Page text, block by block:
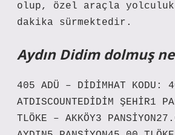
olup, özel araçla
dakika sürmektedir.
Aydın Didim dolmuş
405 ADÜ – DİDİMHAT KODU:
ATDISCOUNTEDİDİM ŞEHİR1
TLÖKE – AKKÖY3